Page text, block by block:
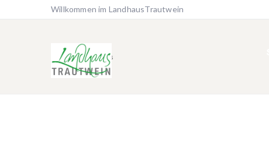
Willkommen im LandhausTrautwein
Home Holidays